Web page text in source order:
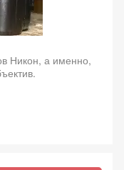
Никон, а именно,